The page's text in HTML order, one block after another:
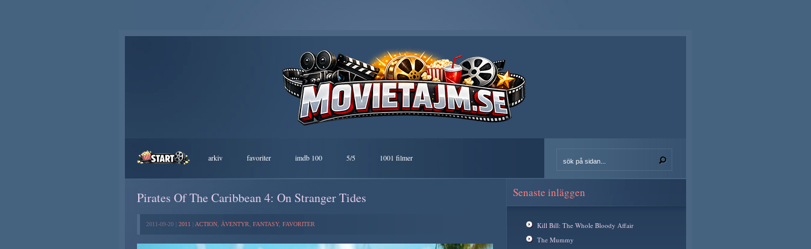
arkiv favoriter imdb 100 5/5 1001 filmer
Pirates Of The Caribbean 4: On Stranger Tides
2011-09-20 | 2011 ACTION ÄVENTYR FANTASY, FAVORITER
Senaste inläggen
Kill Bill: The Whole Bloody Affair
The Mummy